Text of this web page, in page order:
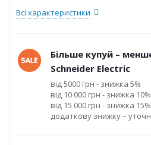
Всі характеристики
Більше купуй –
Schneider Electric
від 5000 грн - знижка 5%
від 10 000 грн - знижка 10%
від 15 000 грн - знижка 15%
додаткову знижку –